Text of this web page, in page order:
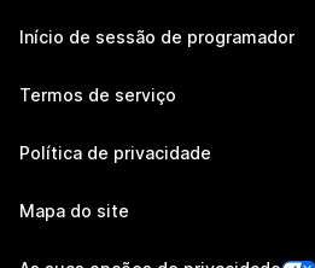
Início de sessão de programador
Termos de serviço
Política de privacidade
Mapa do site